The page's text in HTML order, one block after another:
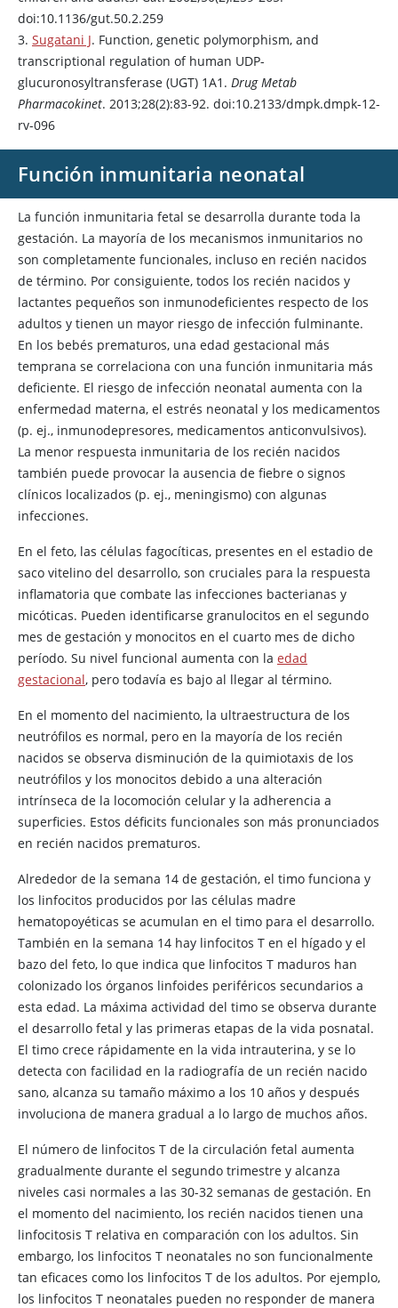
doi:10.1136/gut.50.2.259
3. Sugatani J. Function, genetic polymorphism, and
transcriptional regulation of human UDP-
glucuronosyltransferase (UGT) 1A1. Drug Metab
Pharmacokinet. 2013;28(2):83-92. doi:10.2133/dmpk.dmpk-12-
rv-096
Función inmunitaria neonatal
La función inmunitaria fetal se desarrolla durante toda la
gestación. La mayoría de los mecanismos inmunitarios no
son completamente funcionales, incluso en recién nacidos
de término. Por consiguiente, todos los recién nacidos y
lactantes pequeños son inmunodeficientes respecto de los
adultos y tienen un mayor riesgo de infección fulminante.
En los bebés prematuros, una edad gestacional más
temprana se correlaciona con una función inmunitaria más
deficiente. El riesgo de infección neonatal aumenta con la
enfermedad materna, el estrés neonatal y los medicamentos
(p. ej., inmunodepresores, medicamentos anticonvulsivos).
La menor respuesta inmunitaria de los recién nacidos
también puede provocar la ausencia de fiebre o signos
clínicos localizados (p. ej., meningismo) con algunas
infecciones.
En el feto, las células fagocíticas, presentes en el estadio de
saco vitelino del desarrollo, son cruciales para la respuesta
inflamatoria que combate las infecciones bacterianas y
micóticas. Pueden identificarse granulocitos en el segundo
mes de gestación y monocitos en el cuarto mes de dicho
período. Su nivel funcional aumenta con la edad
gestacional, pero todavía es bajo al llegar al término.
En el momento del nacimiento, la ultraestructura de los
neutrófilos es normal, pero en la mayoría de los recién
nacidos se observa disminución de la quimiotaxis de los
neutrófilos y los monocitos debido a una alteración
intrínseca de la locomoción celular y la adherencia a
superficies. Estos déficits funcionales son más pronunciados
en recién nacidos prematuros.
Alrededor de la semana 14 de gestación, el timo funciona y
los linfocitos producidos por las células madre
hematopoyéticas se acumulan en el timo para el desarrollo.
También en la semana 14 hay linfocitos T en el hígado y el
bazo del feto, lo que indica que linfocitos T maduros han
colonizado los órganos linfoides periféricos secundarios a
esta edad. La máxima actividad del timo se observa durante
el desarrollo fetal y las primeras etapas de la vida posnatal.
El timo crece rápidamente en la vida intrauterina, y se lo
detecta con facilidad en la radiografía de un recién nacido
sano, alcanza su tamaño máximo a los 10 años y después
involuciona de manera gradual a lo largo de muchos años.
El número de linfocitos T de la circulación fetal aumenta
gradualmente durante el segundo trimestre y alcanza
niveles casi normales a las 30-32 semanas de gestación. En
el momento del nacimiento, los recién nacidos tienen una
linfocitosis T relativa en comparación con los adultos. Sin
embargo, los linfocitos T neonatales no son funcionalmente
tan eficaces como los linfocitos T de los adultos. Por ejemplo,
los linfocitos T neonatales pueden no responder de manera